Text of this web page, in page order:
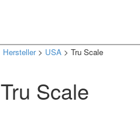
Hersteller> USA > Tru Scale
Tru Scale